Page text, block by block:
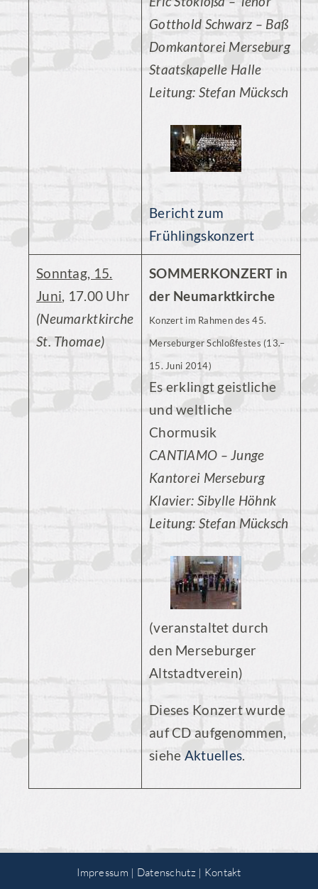
Gotthold Schwarz – Baß
Domkantorei Merseburg
Staatskapelle Halle
Leitung: Stefan Mücksch
Bericht zum
Frühlingskonzert
Sonntag, 15.
Juni, 17.00 Uhr
(Neumarktkirche
St. Thomae)
SOMMERKONZERT in
der Neumarktkirche
Konzert im Rahmen des 45.
Merseburger Schloßfestes (13.–
15. Juni 2014)
Es erklingt geistliche
und weltliche
Chormusik
CANTIAMO – Junge
Kantorei Merseburg
Klavier: Sibylle Höhnk
Leitung: Stefan Mücksch
(veranstaltet durch
den Merseburger
Altstadtverein)
Dieses Konzert wurde
auf CD aufgenommen,
siehe Aktuelles.
Impressum | Datenschutz | Kontakt